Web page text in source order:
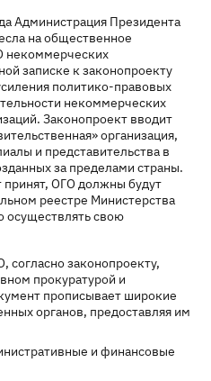
Администрация Президента
на общественное
некоммерческих
записке к законопроекту
политико-правовых
некоммерческих
Законопроект вводит
организация,
и представительства в
за пределами страны.
принят, ОГО должны будут
реестре Министерства
осуществлять свою
согласно законопроекту,
прокуратурой и
прописывает широкие
органов, предоставляя им
и финансовые